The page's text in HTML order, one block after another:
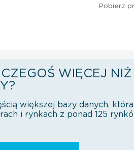
Pobierz
WIĘCEJ NIŻ
większej bazy danych,
i rynkach z ponad 125